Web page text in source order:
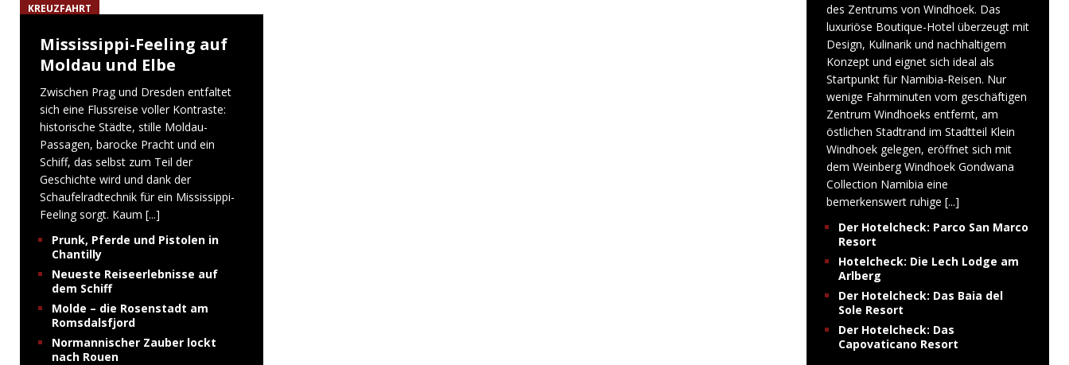
KREUZFAHRT
Mississippi-Feeling auf
Moldau und Elbe
Zwischen Prag und Dresden entfaltet
sich eine Flussreise voller Kontraste:
historische Städte, stille Moldau-
Passagen, barocke Pracht und ein
Schiff, das selbst zum Teil der
Geschichte wird und dank der
Schaufelradtechnik für ein Mississippi-
Feeling sorgt. Kaum [...]
Prunk, Pferde und Pistolen in
Chantilly
Neueste Reiseerlebnisse auf
dem Schiff
Molde – die Rosenstadt am
Romsdalsfjord
Normannischer Zauber lockt
nach Rouen
des Zentrums von Windhoek. Das
luxuriöse Boutique-Hotel überzeugt mit
Design, Kulinarik und nachhaltigem
Konzept und eignet sich ideal als
Startpunkt für Namibia-Reisen. Nur
wenige Fahrminuten vom geschäftigen
Zentrum Windhoeks entfernt, am
östlichen Stadtrand im Stadtteil Klein
Windhoek gelegen, eröffnet sich mit
dem Weinberg Windhoek Gondwana
Collection Namibia eine
bemerkenswert ruhige [...]
Der Hotelcheck: Parco San Marco
Resort
Hotelcheck: Die Lech Lodge am
Arlberg
Der Hotelcheck: Das Baia del
Sole Resort
Der Hotelcheck: Das
Capovaticano Resort